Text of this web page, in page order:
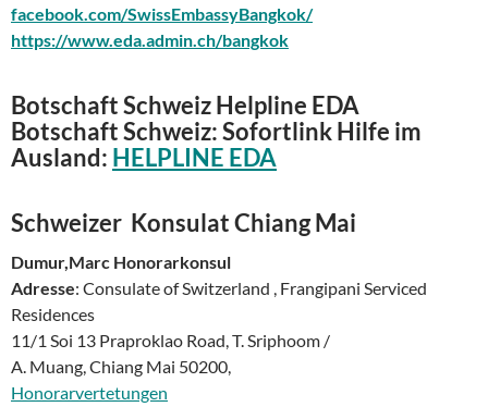
facebook.com/SwissEmbassyBangkok/
https://www.eda.admin.ch/bangkok
BotschaftSchweiz Helpline EDA
Botschaft Schweiz: Sofortlink Hilfe im
Ausland: HELPLINE EDA
Schweizer Konsulat Chiang Mai
Dumur,Marc Honorarkonsul
Adresse: Consulate of Switzerland , Frangipani Serviced
Residences
11/1 Soi 13 Praproklao Road, T. Sriphoom /
A. Muang, Chiang Mai 50200,
Honorarvertetungen